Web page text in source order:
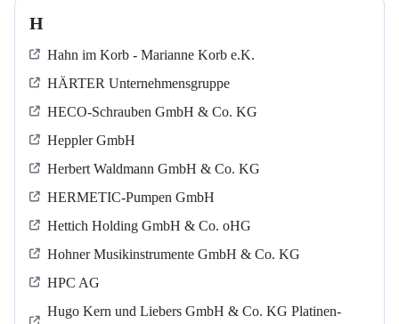
H
Hahn im Korb - Marianne Korb e.K.
HÄRTER Unternehmensgruppe
HECO-Schrauben GmbH & Co. KG
Heppler GmbH
Herbert Waldmann GmbH & Co. KG
HERMETIC-Pumpen GmbH
Hettich Holding GmbH & Co. oHG
Hohner Musikinstrumente GmbH & Co. KG
HPC AG
Hugo Kern und Liebers GmbH & Co. KG Platinen-